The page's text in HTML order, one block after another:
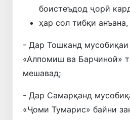
боистеъдод ҷорӣ
ҳар сол тибқи
- Дар Тошканд
«Алпомиш ва Барчиной»
мешавад;
- Дар Самарқанд
«Ҷоми Тумарис» байни